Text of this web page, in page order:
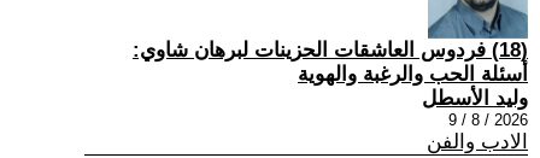
(18) فردوس العاشقات الحزينات لبرهان شاوي:
أسئلة الحب والرغبة والهوية
وليد الأسطل
2026 / 8 / 9
الادب والفن